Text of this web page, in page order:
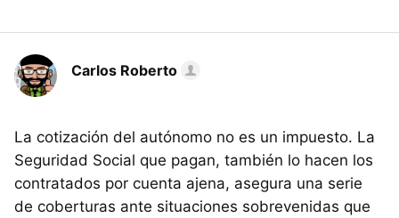
Carlos Roberto
La cotización del autónomo no es un impuesto. La
Seguridad Social que pagan, también lo hacen los
contratados por cuenta ajena, asegura una serie
de coberturas ante situaciones sobrevenidas que